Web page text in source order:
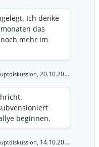
Ich denke
das
mehr im
20.10.2020 18:38 Uhr
beginnen.
14.10.2020 16:16 Uhr